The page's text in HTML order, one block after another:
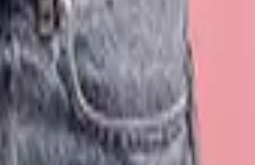
sich hier auf exklusive, detailverliebte
ein besonderes Unikat zu verschenken, das